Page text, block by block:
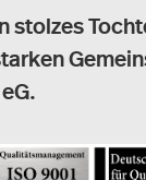
stolzes